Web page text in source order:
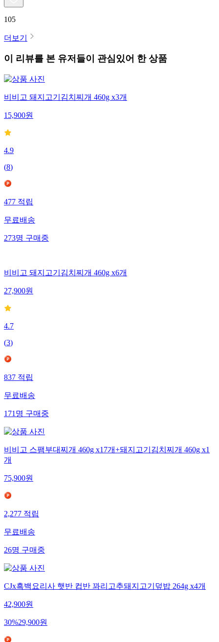
105
더보기
이 리뷰를 본 유저들이 관심있어 한 상품
비비고 돼지고기김치찌개 460g x3개
15,900원
4.9
(8)
477 적립
무료배송
273명 구매중
비비고 돼지고기김치찌개 460g x6개
27,900원
4.7
(3)
837적립
무료배송
171명구매중
비비고 스팸부대찌개 460g x17개+돼지고기김치찌개 460g x1
개
75,900원
2,277적립
무료배송
26명구매중
CJx흑백요리사 햇반 컵반 꽈리고추돼지고기덮밥 264g x4개
42,900원
30%29,900원